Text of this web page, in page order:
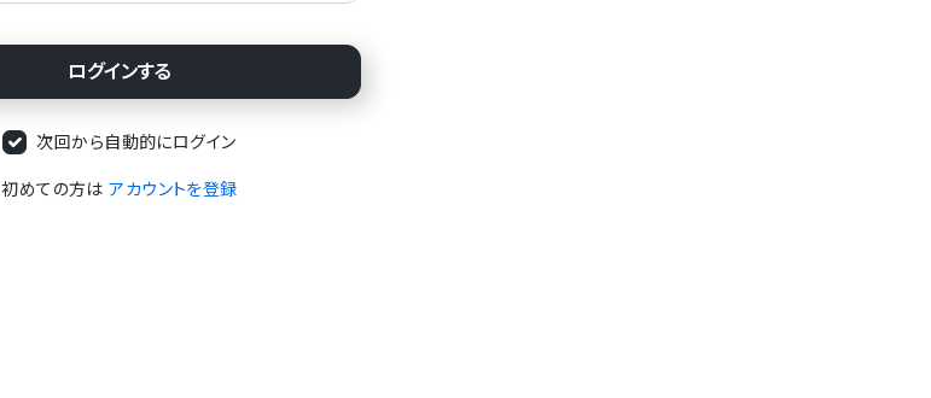
次回から自動的にログイン
初めての方はアカウントを登録